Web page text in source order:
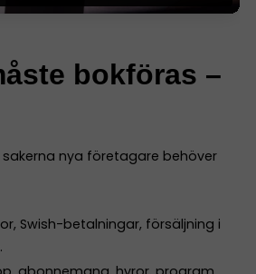
bokföras –
nya företagare behöver
Swish-betalningar, försäljning i